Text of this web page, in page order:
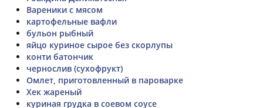
Вареники с мясом
картофельные вафли
бульон рыбный
яйцо куриное сырое без скорлупы
конти батончик
чернослив (сухофрукт)
Омлет, приготовленный в пароварке
Хек жареный
куриная грудка в соевом соусе